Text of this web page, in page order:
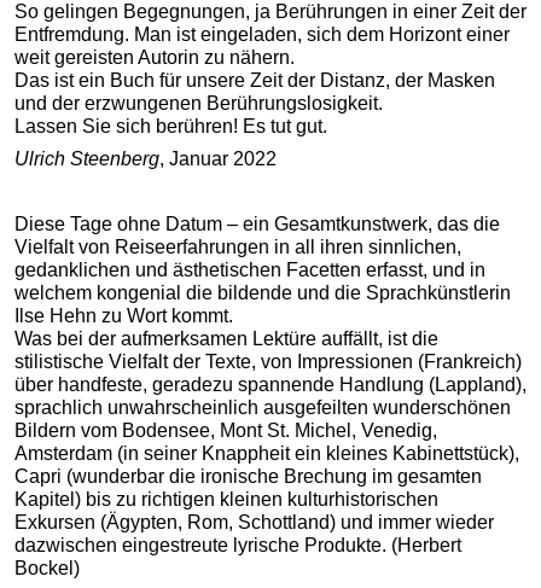
So gelingen Begegnungen, ja Berührungen in einer Zeit der
Entfremdung. Man ist eingeladen, sich dem Horizont einer
weit gereisten Autorin zu nähern.
Das ist ein Buch für unsere Zeit der Distanz, der Masken
und der erzwungenen Berührungslosigkeit.
Lassen Sie sich berühren! Es tut gut.
Ulrich Steenberg, Januar 2022
Diese Tage ohne Datum – ein Gesamtkunstwerk, das die
Vielfalt von Reiseerfahrungen in all ihren sinnlichen,
gedanklichen und ästhetischen Facetten erfasst, und in
welchem kongenial die bildende und die Sprachkünstlerin
Ilse Hehn zu Wort kommt.
Was bei der aufmerksamen Lektüre auffällt, ist die
stilistische Vielfalt der Texte, von Impressionen (Frankreich)
über handfeste, geradezu spannende Handlung (Lappland),
sprachlich unwahrscheinlich ausgefeilten wunderschönen
Bildern vom Bodensee, Mont St. Michel, Venedig,
Amsterdam (in seiner Knappheit ein kleines Kabinettstück),
Capri (wunderbar die ironische Brechung im gesamten
Kapitel) bis zu richtigen kleinen kulturhistorischen
Exkursen (Ägypten, Rom, Schottland) und immer wieder
dazwischen eingestreute lyrische Produkte. (Herbert
Bockel)